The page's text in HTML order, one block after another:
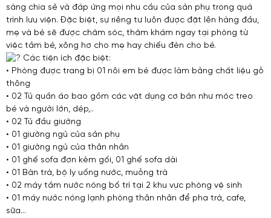
sàng chia sẻ và đáp ứng mọi nhu cầu của sản phụ trong quá
trình lưu viện. Đặc biệt, sự riêng tư luôn được đặt lên hàng đầu,
mẹ và bé sẽ được chăm sóc, thăm khám ngay tại phòng từ
việc tắm bé, xông hơ cho mẹ hay chiếu đèn cho bé.
Các tiện ích đặc biệt:
• Phòng được trang bị 01 nôi em bé được làm bằng chất liệu gỗ
thông
• 02 Tủ quần áo bao gồm các vật dụng cơ bản như móc treo
bé và người lớn, dép,..
• 02 Tủ đầu giường
• 01 giường ngủ của sản phụ
• 01 giường ngủ của thân nhân
• 01 ghế sofa đơn kèm gối, 01 ghế sofa dài
• 01 Bàn trà, bộ ly uống nước, muỗng trà
• 02 máy tắm nước nóng bố trí tại 2 khu vực phòng vệ sinh
• 01 máy nước nóng lạnh phòng thân nhân để pha trà, cafe,
sữa…